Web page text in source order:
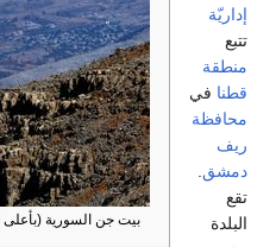
بيت جن السورية (بأعلى
إداريّة
تتبع
منطقة
قطنا في
محافظة
ريف
دمشق
تقع
البلدة